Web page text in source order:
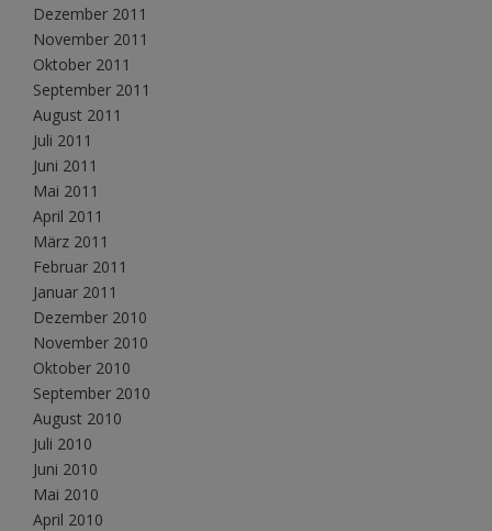
Dezember 2011
November 2011
Oktober 2011
September 2011
August 2011
Juli 2011
Juni 2011
Mai 2011
April 2011
März 2011
Februar 2011
Januar 2011
Dezember 2010
November 2010
Oktober 2010
September 2010
August 2010
Juli 2010
Juni 2010
Mai 2010
April 2010